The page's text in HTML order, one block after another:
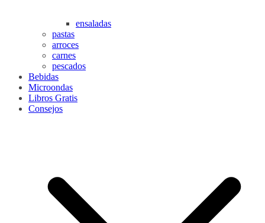
ensaladas
pastas
arroces
carnes
pescados
Bebidas
Microondas
Libros Gratis
Consejos